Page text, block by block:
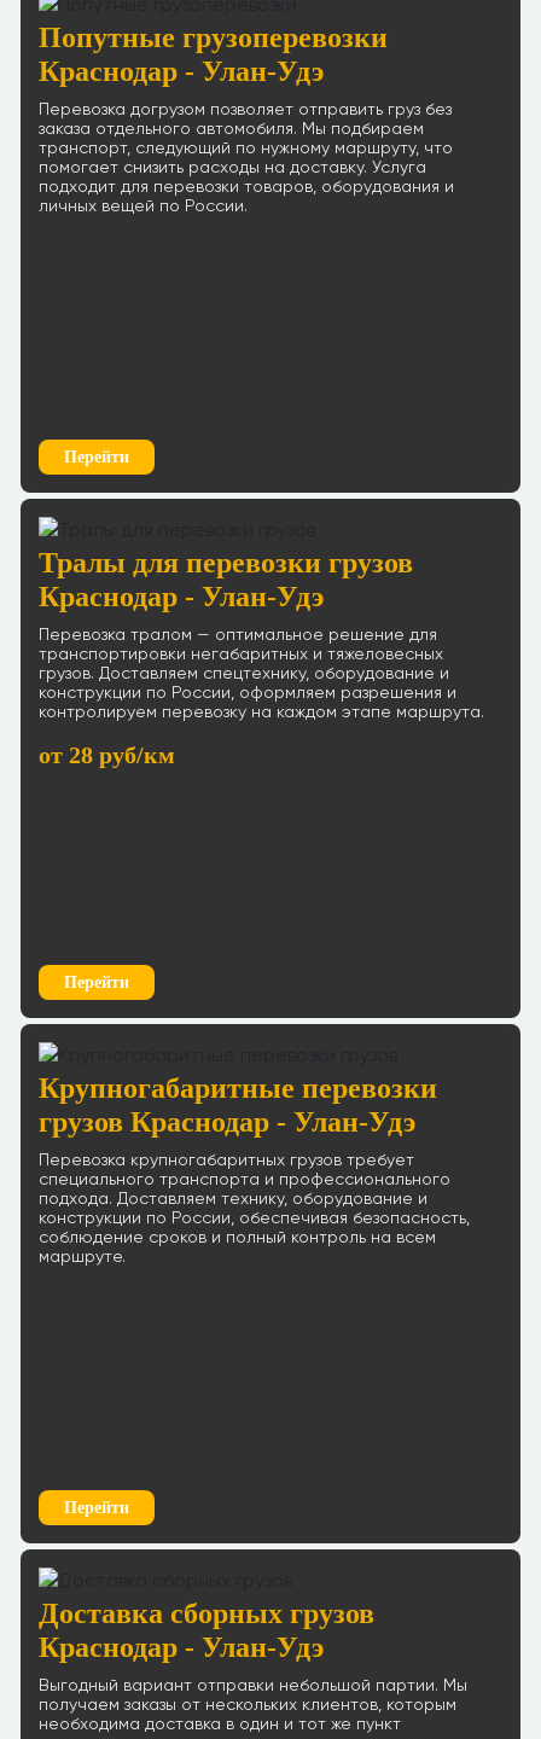
Попутные грузоперевозки
Краснодар - Улан-Удэ
Перевозка догрузом позволяет отправить груз без
заказа отдельного автомобиля. Мы подбираем
транспорт, следующий по нужному маршруту, что
помогает снизить расходы на доставку. Услуга
подходит для перевозки товаров, оборудования и
личных вещей по России.
Перейти
Тралы для перевозки грузов
Краснодар - Улан-Удэ
Перевозка тралом — оптимальное решение для
транспортировки негабаритных и тяжеловесных
грузов. Доставляем спецтехнику, оборудование и
конструкции по России, оформляем разрешения и
контролируем перевозку на каждом этапе маршрута.
от 28 руб/км
Перейти
Крупногабаритные перевозки
грузов Краснодар - Улан-Удэ
Перевозка крупногабаритных грузов требует
специального транспорта и профессионального
подхода. Доставляем технику, оборудование и
конструкции по России, обеспечивая безопасность,
соблюдение сроков и полный контроль на всем
маршруте.
Перейти
Доставка сборных грузов
Краснодар - Улан-Удэ
Выгодный вариант отправки небольшой партии. Мы
получаем заказы от нескольких клиентов, которым
необходима доставка в один и тот же пункт